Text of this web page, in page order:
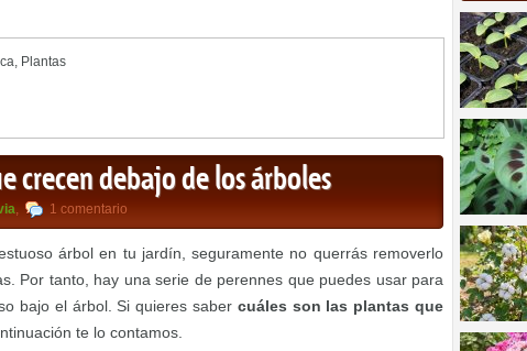
, Plantas
crecen debajo de los árboles
, 1 comentario
árbol en tu jardín, seguramente no querrás removerlo
Por tanto, hay una serie de perennes que puedes usar para
bajo el árbol. Si quieres saber cuáles son las plantas que
te lo contamos.